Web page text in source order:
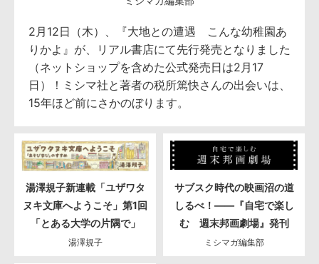
2月12日（木）、『大地との遭遇 こんな幼稚園あ
りかよ』が、リアル書店にて先行発売となりました
（ネットショップを含めた公式発売日は2月17
日）！ミシマ社と著者の税所篤快さんの出会いは、
15年ほど前にさかのぼります。
湯澤規子新連載「ユザワタ
ヌキ文庫へようこそ」第1回
「とある大学の片隅で」
湯澤規子
サブスク時代の映画沼の道
しるべ！――『自宅で楽し
む 週末邦画劇場』発刊
ミシマガ編集部